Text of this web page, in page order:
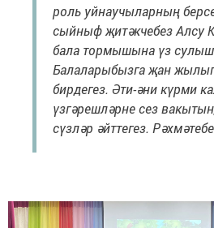
роль уйнаучыларның
сыйныф җитәкчебез Алсу
бала тормышына үз
Балаларыбызга җан
бирдегез. Әти-әни күрми
үзгәрешләрне сез
сүзләр әйттегез.